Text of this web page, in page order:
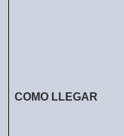
COMO LLEGAR